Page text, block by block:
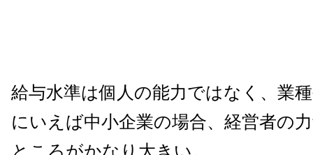
給与水準は個人の能力ではなく、業
にいえば中小企業の場合、経営者の
ところがかなり大きい。